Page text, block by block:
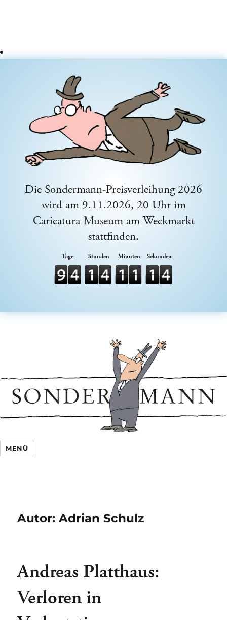
Die Sondermann-Preisverleihung 2026
wird am 9.11.2026, 20 Uhr im
Caricatura-Museum am Weckmarkt
stattfinden.
Tage
Sondermann e.V.
MENÜ
Autor:Adrian Schulz
Andreas Platthaus:
Verloren in